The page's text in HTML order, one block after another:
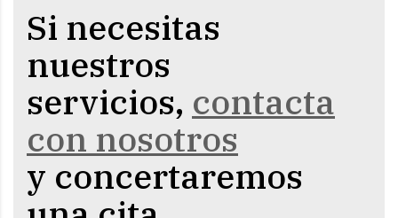
Si necesitas
nuestros
servicios, contacta
con nosotros
y concertaremos